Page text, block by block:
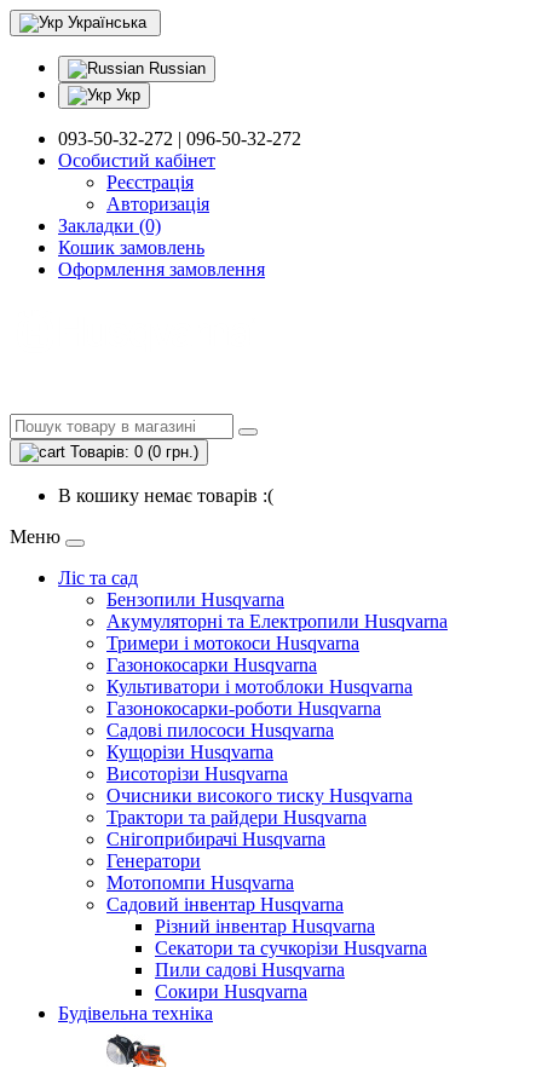
Українська
Russian
Укр
093-50-32-272 | 096-50-32-272
Особистий кабінет
Реєстрація
Авторизація
Закладки (0)
Кошик замовлень
Оформлення замовлення
Товарів: 0 (0 грн.)
В кошику немає товарів :(
Меню
Ліс та сад
Бензопили Husqvarna
Акумуляторні та Електропили Husqvarna
Тримери і мотокоси Husqvarna
Газонокосарки Husqvarna
Культиватори і мотоблоки Husqvarna
Газонокосарки-роботи Husqvarna
Садові пилососи Husqvarna
Кущорізи Husqvarna
Висоторізи Husqvarna
Очисники високого тиску Husqvarna
Трактори та райдери Husqvarna
Снігоприбирачі Husqvarna
Генератори
Мотопомпи Husqvarna
Садовий інвентар Husqvarna
Різний інвентар Husqvarna
Секатори та сучкорізи Husqvarna
Пили садові Husqvarna
Сокири Husqvarna
Будівельна техніка